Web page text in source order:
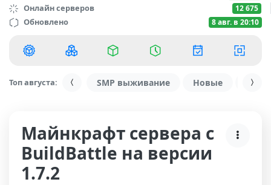
Онлайн серверов 12 675
Обновлено 8 авг. в 20:10
Топ августа: SMP выживание Новые С
Майнкрафт сервера с
BuildBattle на версии
1.7.2